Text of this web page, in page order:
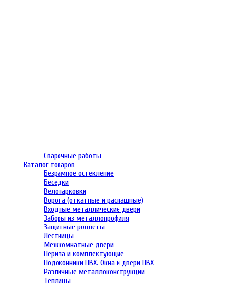
Сварочные работы
Каталог товаров
Безрамное остекление
Беседки
Велопарковки
Ворота (откатные и распашные)
Входные металлические двери
Заборы из металлопрофиля
Защитные роллеты
Лестницы
Межкомнатные двери
Перила и комплектующие
Подоконники ПВХ. Окна и двери ПВХ
Различные металлоконструкции
Теплицы